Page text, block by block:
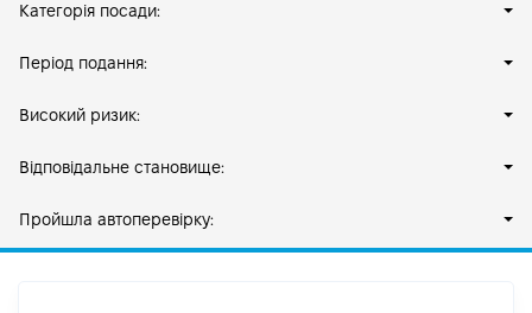
Категорія посади:
Період подання:
Високий ризик:
Відповідальне становище:
Пройшла автоперевірку: